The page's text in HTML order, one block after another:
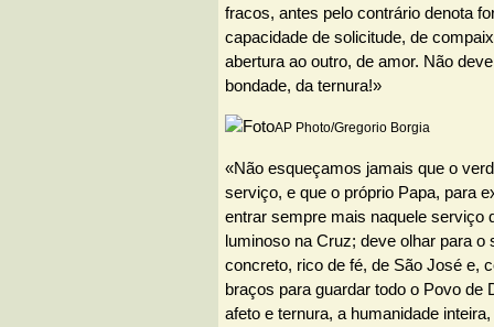
fracos, antes pelo contrário denota
capacidade de solicitude, de
abertura ao outro, de amor. Não
bondade, da ternura!»
AP Photo/Gregorio Borgia
«Não esqueçamos jamais que o
serviço, e que o próprio Papa, para
entrar sempre mais naquele serviço
luminoso na Cruz; deve olhar para o
concreto, rico de fé, de São José e,
braços para guardar todo o Povo de
afeto e ternura, a humanidade